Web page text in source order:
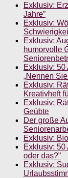
Exklusiv:
Jahre”
Exklusiv:
Exklusiv:
humorvolle
Exklusiv:
„Nennen
Exklusiv:
Kreativheft
Exklusiv:
Geübte
Der große
Exklusiv:
Exklusiv: 50
oder das?”
Exklusiv: